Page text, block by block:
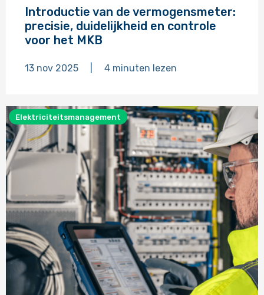
Introductie van de vermogensmeter:
precisie, duidelijkheid en controle
voor het MKB
13 nov 2025 4 minuten lezen
meer
Elektriciteitsmanagement